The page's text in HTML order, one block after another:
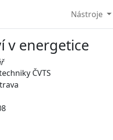
Nástroje
v energetice
ČVTS